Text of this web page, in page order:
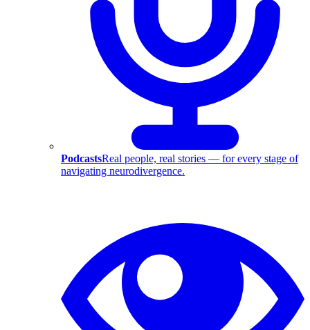
PodcastsReal people, real stories — for every stage of
navigating neurodivergence.